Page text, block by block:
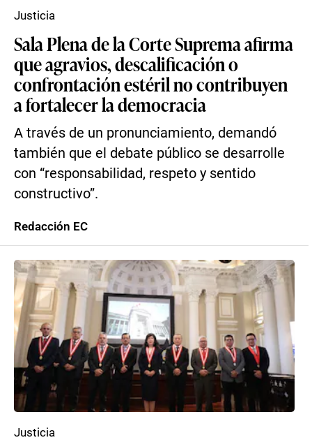
Sala Plena de la Corte Suprema afirma
que agravios, descalificación o
confrontación estéril no contribuyen
a fortalecer la democracia
A través de un pronunciamiento, demandó
también que el debate público se desarrolle
con “responsabilidad, respeto y sentido
constructivo”.
Justicia
Redacción EC
Justicia